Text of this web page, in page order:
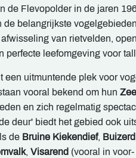
de Flevopolder in de jaren
de belangrijkste
van rietvelden,
perfecte leefomgeving voor
een uitmuntende plek voor
vooral bekend om hun
en zich regelmatig
deur' biedt het gebied ook
de Bruine Kiekendief, Buizerd
, Visarend (vooral in